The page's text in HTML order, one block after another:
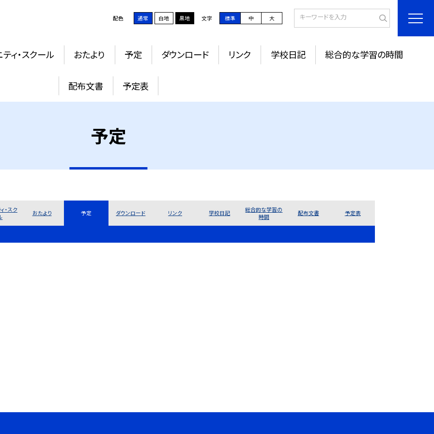
配色 通常 白地 黒地 文字 標準 中 大
ィ・スクール おたより 予定 ダウンロード リンク 学校日記 総合的な学習の時間
配布文書 予定表
予定
・スク
おたより 予定 ダウンロード リンク 学校日記
総合的な学習の
時間
配布文書 予定表